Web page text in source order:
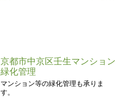
京都市中京区壬生マンション
緑化管理
マンション等の緑化管理も承りま
す。